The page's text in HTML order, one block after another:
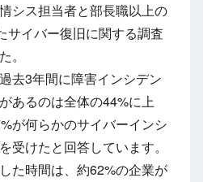
シス担当者と部長職以上の
サイバー復旧に関する調査
。
去3年間に障害インシデン
あるのは全体の44%に上
が何らかのサイバーインシ
受けたと回答しています。
た時間は、約62%の企業が